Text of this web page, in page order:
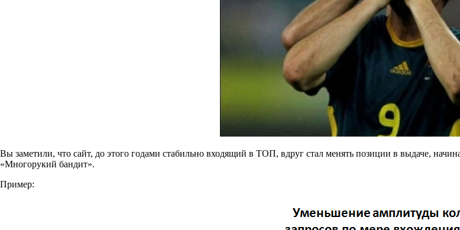
Вы заметили, что сайт, до этого годами стабильно входящий в ТОП, вдруг стал менять позиции в выдаче,
«Многорукий бандит».
Пример: